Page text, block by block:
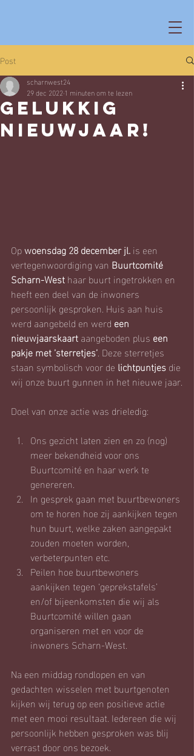
Post
Gelukkig
Nieuwjaar!
scharnwest24
29 dec 20221 minuten om te lezen
Op woensdag 28 december jl. is een
vertegenwoordiging van Buurtcomité
Scharn-West haar buurt ingetrokken en
heeft een deel van de inwoners
persoonlijk gesproken. Huis aan huis
werd aangebeld en werd een
nieuwjaarskaart aangeboden plus een
pakje met ’sterretjes’. Deze sterretjes
staan symbolisch voor de lichtpuntjes die
wij onze buurt gunnen in het nieuwe jaar.
Doel van onze actie was drieledig:
Ons gezicht laten zien en zo (nog)
meer bekendheid voor ons
Buurtcomité en haar werk te
genereren.
In gesprek gaan met buurtbewoners
om te horen hoe zij aankijken tegen
hun buurt, welke zaken aangepakt
zouden moeten worden,
verbeterpunten etc.
Peilen hoe buurtbewoners
aankijken tegen ‘geprekstafels’
en/of bijeenkomsten die wij als
Buurtcomité willen gaan
organiseren met en voor de
inwoners Scharn-West.
Na een middag rondlopen en van
gedachten wisselen met buurtgenoten
kijken wij terug op een positieve actie
met een mooi resultaat. Iedereen die wij
persoonlijk hebben gesproken was blij
verrast door ons bezoek.